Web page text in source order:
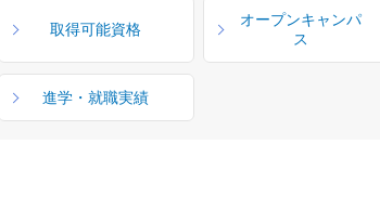
取得可能資格
オープンキャンパ
ス
進学・就職実績